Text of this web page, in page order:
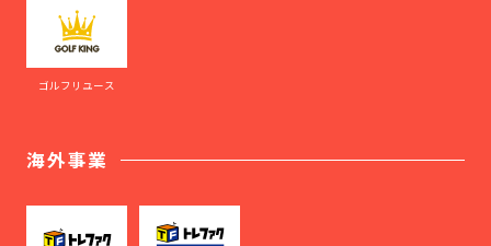
ゴルフリユース
海外事業